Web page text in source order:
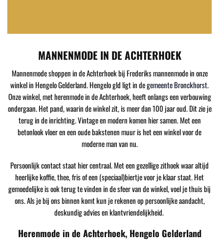
MANNENMODE IN DE ACHTERHOEK
Mannenmode shoppen in de Achterhoek bij Frederiks mannenmode in onze
winkel in Hengelo Gelderland. Hengelo gld ligt in degemeente Bronckhorst.
Onze winkel, met herenmode in de Achterhoek, heeft onlangs een verbouwing
ondergaan. Het pand, waarin de winkel zit, is meer dan 100 jaar oud. Dit zie je
terug in de inrichting. Vintage en modern komen hier samen. Met een
betonlook vloer en een oude bakstenen muur is het een winkel voor de
moderne man van nu.
Persoonlijk contact staat hier centraal. Met een gezellige zithoek waar altijd
heerlijke koffie, thee, fris of een (speciaal)biertje voor je klaar staat. Het
gemoedelijke is ook terug te vinden in de sfeer van de winkel, voel je thuis bij
ons. Als je bij ons binnen komt kun je rekenen op persoonlijke aandacht,
deskundig advies en klantvriendelijkheid.
Herenmode in de Achterhoek, Hengelo Gelderland